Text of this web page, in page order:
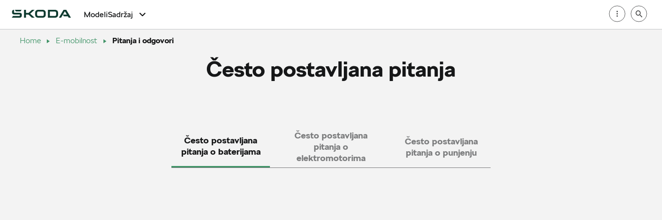
ModeliSadržaj
Pitanja i odgovori
Home E-mobilnost Pitanja i odgovori
Često postavljana pitanja
Često postavljana
pitanja o baterijama
Često postavljana
pitanja o
elektromotorima
Često postavljana
pitanja o punjenju